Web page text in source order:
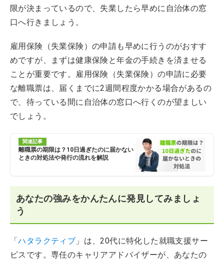
限が決まっているので、失業したら早めに自治体の窓
口へ行きましょう。
雇用保険（失業保険）の申請も早めに行うのがおすす
めですが、まずは健康保険と年金の手続きを済ませる
ことが重要です。雇用保険（失業保険）の申請に必要
な離職票は、届くまでに2週間程度かかる場合があるの
で、待っている間に自治体の窓口へ行くのが望ましい
でしょう。
関連記事
離職票の期限は？10日過ぎたのに届かない
ときの対処法や発行の流れを解説
あなたの強みをかんたんに発見してみましょ
う
「ハタラクティブ 」は、20代に特化した就職支援サー
ビスです。専任のキャリアアドバイザーが、あなたの